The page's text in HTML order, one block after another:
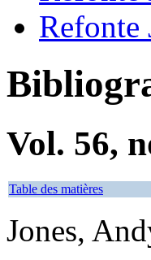
Refonte
Vol. 56,
Table des matières
Jones,